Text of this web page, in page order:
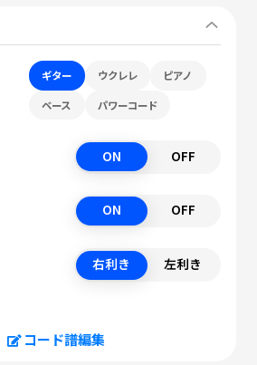
ギター ウクレレ ピアノ
ベース パワーコード
ON OFF
ON OFF
右利き 左利き
コード譜編集